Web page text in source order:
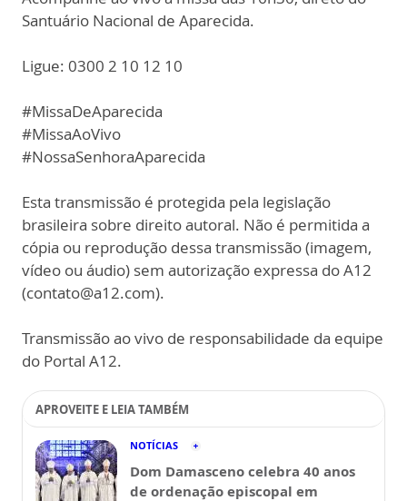
Santuário Nacional de Aparecida.
Ligue: 0300 2 10 12 10
#MissaDeAparecida
#MissaAoVivo
#NossaSenhoraAparecida
Esta transmissão é protegida pela legislação
brasileira sobre direito autoral. Não é permitida a
cópia ou reprodução dessa transmissão (imagem,
vídeo ou áudio) sem autorização expressa do A12
(contato@a12.com).
Transmissão ao vivo de responsabilidade da equipe
do Portal A12.
APROVEITE E LEIA TAMBÉM
NOTÍCIAS
Dom Damasceno celebra 40 anos
de ordenação episcopal em